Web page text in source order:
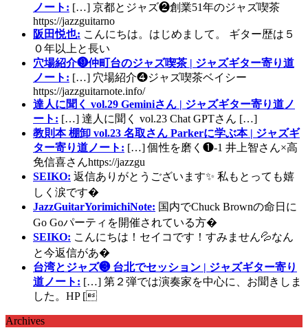
ノート: […] 京都とジャズ❷創業51年のジャズ喫茶
https://jazzguitarno
阪田悦也: こんにちは。はじめまして。 ギター歴は５
０年以上と長い
穴場紹介❾仲町台のジャズ喫茶 | ジャズギター寄り道
ノート: […] 穴場紹介❹ジャズ喫茶ベイシー
https://jazzguitarnote.info/
達人に聞く vol.29 Geminiさん | ジャズギター寄り道ノ
ート: […] 達人に聞く vol.23 Chat GPTさん […]
教則本 棚卸 vol.23 名取さん Parkerに学ぶ本 | ジャズギ
ター寄り道ノート: […] 個性を磨く❶-1 井上智さん×高
免信喜さんhttps://jazzgu
SEIKO: 返信ありがとうございます✨ 私もとっても嬉
しく涙です�
JazzGuitarYorimichiNote: 国内でChuck Brownの命日に
Go Goパーティを開催されている方�
SEIKO: こんにちは！セイコです！すみません💦なん
と今返信があ�
台湾とジャズ❸ 台北でセッション | ジャズギター寄り
道ノート: […] 第２弾では演奏家を中心に、お聞きしま
した。HP [
Archives